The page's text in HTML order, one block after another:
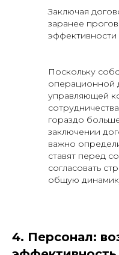
Заключая
заранее
Поскольку
операционной
управляющей
гораздо
заключении
важно
ставят перед
согласовать
общую
4. Персонал: